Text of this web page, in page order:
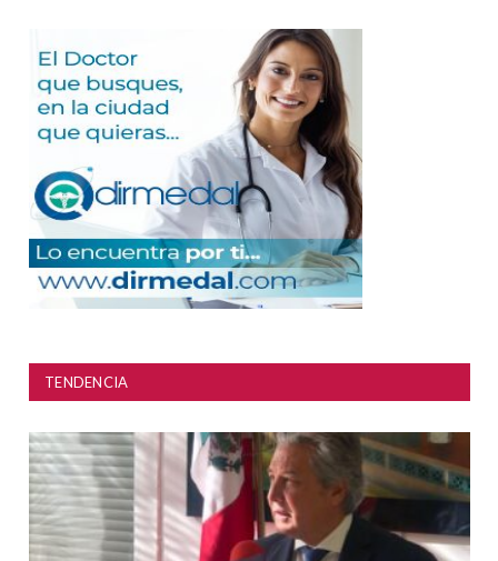
TENDENCIA